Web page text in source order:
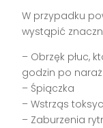
W przypadku
wystąpić
– Obrzęk płuc,
godzin po
– Śpiączka
– Wstrząs
– Zaburzenia